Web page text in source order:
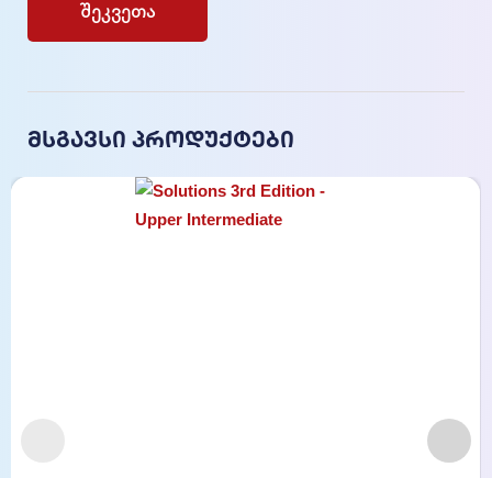
მსგავსი პროდუქტები